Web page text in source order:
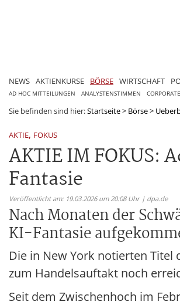
NEWS AKTIENKURSE BÖRSE WIRTSCHAFT
AD HOC MITTEILUNGEN ANALYSTENSTIMMEN
Sie befinden sind hier:Startseite> Börse>
AKTIE, FOKUS
AKTIE IM FOKUS:
Fantasie
Veröffentlicht am: 19.03.2026 um 20:08 Uhr | dpa.de
Nach Monaten der
KI-Fantasie
Die in New York notierten Titel
zum Handelsauftakt noch
Seit dem Zwischenhoch im